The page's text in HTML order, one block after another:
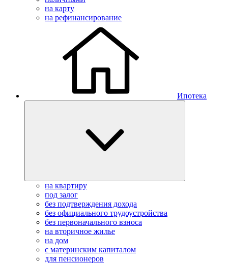
на карту
на рефинансирование
Ипотека
на квартиру
под залог
без подтверждения дохода
без официального трудоустройства
без первоначального взноса
на вторичное жилье
на дом
с материнским капиталом
для пенсионеров